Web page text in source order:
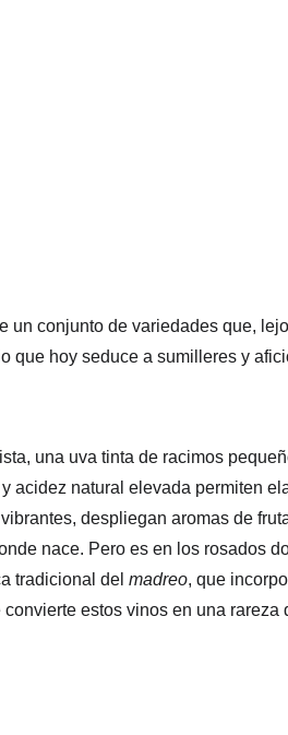
un conjunto de variedades que,
que hoy seduce a sumilleres y
una uva tinta de racimos
acidez natural elevada permiten
despliegan aromas de
nace. Pero es en los rosados
tradicional del madreo, que
estos vinos en una rareza